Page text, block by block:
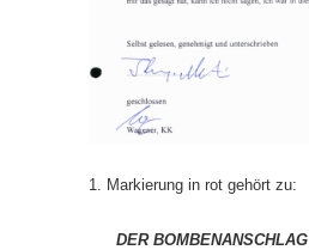
1. Markierung in rot gehört zu:
DER BOMBENANSCHLAG